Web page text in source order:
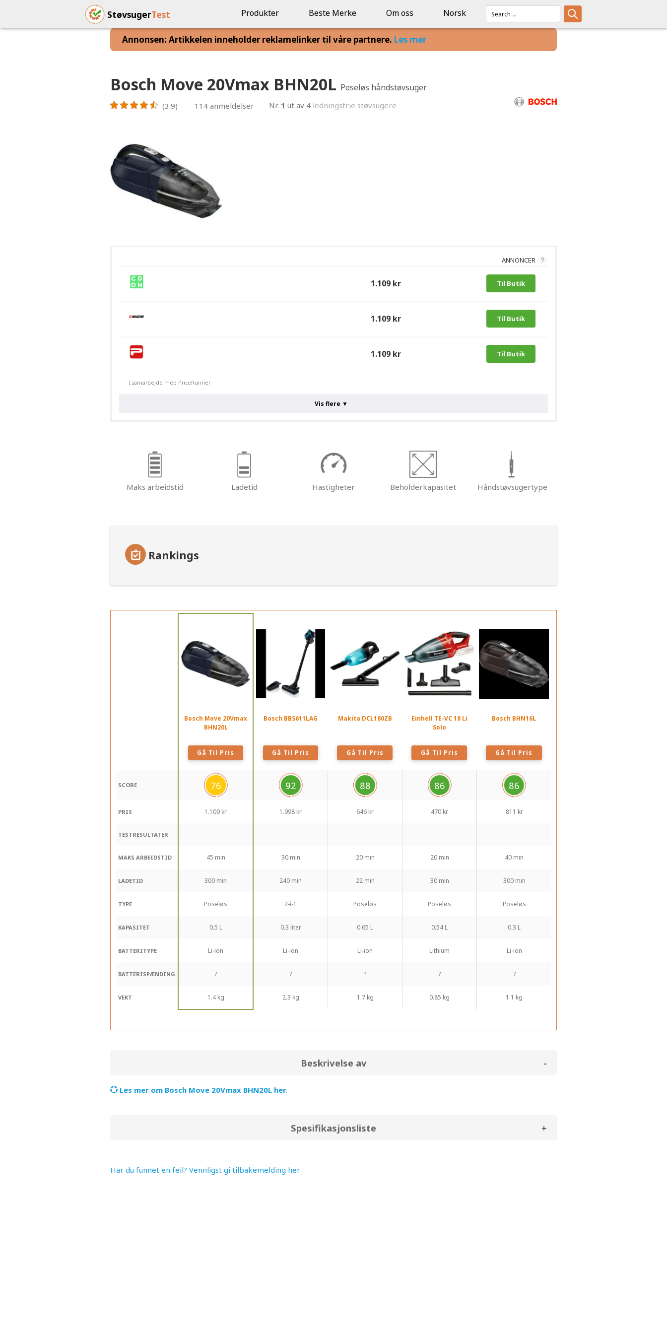
StøvsugerTest Produkter Beste Merke Om oss Norsk
Annonsen: Artikkelen inneholder reklamelinker til våre partnere. Les mer
Bosch Move 20Vmax BHN20L Poseløs håndstøvsuger
(3.9) 114 anmeldelser Nr. 1 ut av 4 ledningsfrie støvsugere
ANNONCER
1.109 kr Til Butik
1.109 kr Til Butik
1.109 kr Til Butik
I samarbejde med PriceRunner
Vis flere ▼
Maks arbeidstid Ladetid Hastigheter Beholderkapasitet Håndstøvsugertype
Rankings
Bosch Move 20Vmax
BHN20L
Gå Til Pris
Bosch BBS611LAG
Gå Til Pris
Makita DCL180ZB
Gå Til Pris
Einhell ‎TE-VC 18 Li
Solo
Gå Til Pris
Bosch BHN16L
Gå Til Pris
SCORE 76 92 88 86 86
PRIS 1.109 kr 1.998 kr 646 kr 470 kr 811 kr
TESTRESULTATER
MAKS ARBEIDSTID 45 min 30 min 20 min 20 min 40 min
LADETID 300 min 240 min 22 min 30 min 300 min
TYPE Poseløs 2-i-1 Poseløs Poseløs Poseløs
KAPASITET 0.5 L 0.3 liter 0.65 L 0.54 L 0.3 L
BATTERITYPE Li-ion Li-ion Li-ion Lithium Li-ion
BATTERISPÆNDING ? ? ? ? ?
VEKT 1.4 kg 2.3 kg 1.7 kg 0.85 kg 1.1 kg
Beskrivelse av
Les mer om Bosch Move 20Vmax BHN20L her.
Spesifikasjonsliste
Har du funnet en feil? Vennligst gi tilbakemelding her